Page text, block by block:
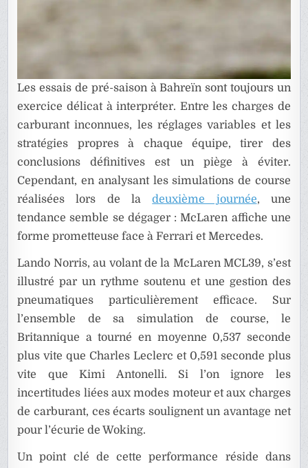
Les essais de pré-saison à Bahreïn sont toujours un
exercice délicat à interpréter. Entre les charges de
carburant inconnues, les réglages variables et les
stratégies propres à chaque équipe, tirer des
conclusions définitives est un piège à éviter.
Cependant, en analysant les simulations de course
réalisées lors de ladeuxième journée, une
tendance semble se dégager : McLaren affiche une
forme prometteuse face à Ferrari et Mercedes.
Lando Norris, au volant de la McLaren MCL39, s’est
illustré par un rythme soutenu et une gestion des
pneumatiques particulièrement efficace. Sur
l’ensemble de sa simulation de course, le
Britannique a tourné en moyenne 0,537 seconde
plus vite que Charles Leclerc et 0,591 seconde plus
vite que Kimi Antonelli. Si l’on ignore les
incertitudes liées aux modes moteur et aux charges
de carburant, ces écarts soulignent un avantage net
pour l’écurie de Woking.
Un point clé de cette performance réside dans